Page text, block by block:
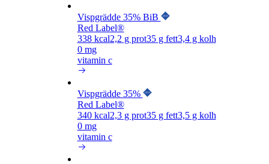
Vispgrädde 35% BiB
Red Label®
338kcal2,2 g prot35g fett3,4g kolh
0 mg
vitamin c
Vispgrädde 35%
Red Label®
340kcal2,3g prot35g fett3,5g kolh
0 mg
vitamin c